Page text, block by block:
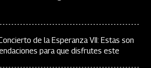
de la Esperanza VII: Estas son
para que disfrutes este